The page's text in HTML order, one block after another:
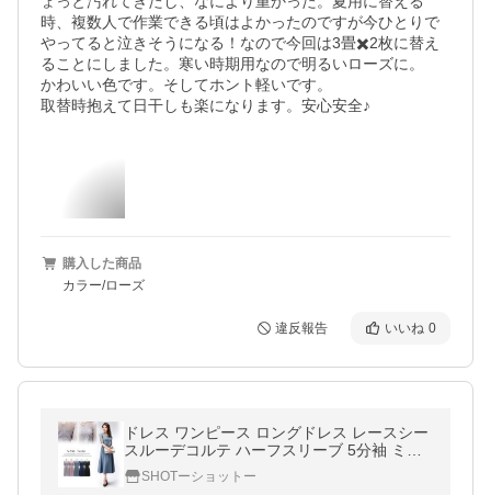
時、複数人で作業できる頃はよかったのですが今ひとりで
やってると泣きそうになる！なので今回は3畳✖️2枚に替え
ることにしました。寒い時期用なので明るいローズに。
かわいい色です。そしてホント軽いです。
取替時抱えて日干しも楽になります。安心安全♪
購入した商品
カラー/ローズ
違反報告 いいね 0
ドレス ワンピース ロングドレス レースシー
スルーデコルテ ハーフスリーブ 5分袖 ミモ
レ丈 パーティー お呼ばれ 結婚式 送料無料
値下げ セール
SHOTーショットー